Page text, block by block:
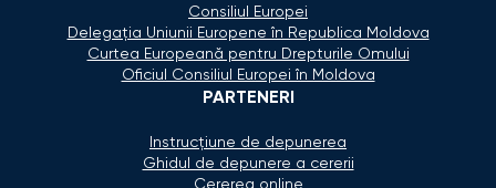
Consiliul Europei
Delegaţia Uniunii Europene în Republica Moldova
Curtea Europeană pentru Drepturile Omului
Oficiul Consiliul Europei în Moldova
PARTENERI
Instrucțiune de depunerea
Ghidul de depunere a cererii
Cererea online